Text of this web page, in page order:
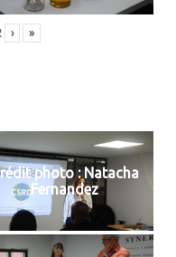
› »
photo : Natacha
Fernandez